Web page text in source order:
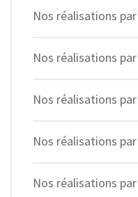
Nos réalisations
Nos réalisations
Nos réalisations
Nos réalisations
Nos réalisations